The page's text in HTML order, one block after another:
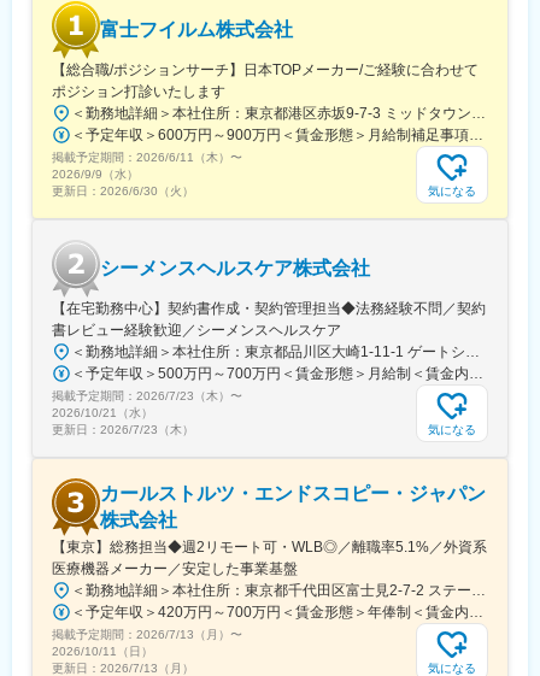
当番制（自宅待機）を取り入れており、万が一、対応（出動）が
発生した場合、代休を取得いただきます。
■働き方について：
コールセンターでの一次対応を行っており、各エンジニアの負担
を軽減するような働き方が可能です。
変更の範囲：会社の定める業務
富士フイルム株式会社
【総合職/ポジションサーチ】日本TOPメーカー/ご経験に合わせて
ポジション打診いたします
＜勤務地詳細＞本社住所：東京都港区赤坂9-7-3 ミッドタウン・ウェスト勤務地最寄駅：東京メトロ日比谷線／都営大江戸線／六本木駅受動喫煙対策：敷地内全面禁煙変更の範囲：会社の定める事業所（リモートワーク含む）
＜予定年収＞600万円～900万円＜賃金形態＞月給制補足事項なし＜賃金内訳＞月額（基本給）：300,000円～500,000円＜月給＞300,000円～500,000円＜昇給有無＞有＜残業手当＞有賃金はあくまでも目安の金額であり、選考を通じて上下する可能性があります。月給(月額)は固定手当を含めた表記です。
掲載予定期間： 2026/6/11（木） 〜
2026/9/9（水）
更新日： 2026/6/30（火） 気になる
シーメンスヘルスケア株式会社
【在宅勤務中心】契約書作成・契約管理担当◆法務経験不問／契約
書レビュー経験歓迎／シーメンスヘルスケア
＜勤務地詳細＞本社住所：東京都品川区大崎1-11-1 ゲートシティ大崎ウエストタワー勤務地最寄駅：JR線／大崎駅受動喫煙対策：屋内全面禁煙変更の範囲：会社の定める事業所（リモートワーク含む）
＜予定年収＞500万円～700万円＜賃金形態＞月給制＜賃金内訳＞月額（基本給）：250,000円～500,000円＜月給＞250,000円～500,000円＜昇給有無＞有＜残業手当＞有＜給与補足＞※給与詳細は経験・能力・前職給与等を踏まえて決定致します。■昇給：年1回（10月）■賞与：年2回（6月・12月）賃金はあくまでも目安の金額であり、選考を通じて上下する可能性があります。月給(月額)は固定手当を含めた表記です。
掲載予定期間： 2026/7/23（木） 〜
2026/10/21（水）
更新日： 2026/7/23（木） 気になる
カールストルツ・エンドスコピー・ジャパン
株式会社
【東京】総務担当◆週2リモート可・WLB◎／離職率5.1%／外資系
医療機器メーカー／安定した事業基盤
＜勤務地詳細＞本社住所：東京都千代田区富士見2-7-2 ステージビルディング8F勤務地最寄駅：JR総武線／飯田橋駅受動喫煙対策：屋内全面禁煙変更の範囲：会社の定める事業所（リモートワーク含む）
＜予定年収＞420万円～700万円＜賃金形態＞年俸制＜賃金内訳＞年額（基本給）：3,319,800円～5,440,000円固定残業手当/月：73,350円～130,000円（固定残業時間30時間0分/月）超過した時間外労働の残業手当は追加支給＜月額＞350,000円～583,333円（12分割）（一律手当を含む）＜昇給有無＞有＜残業手当＞有＜給与補足＞※経験・能力・前職での給与を考慮し､当社規定により決定します。■パフォーマンスボーナス（個人実績連動／年1回■昇給：有（人事評価・会社業績に基づく）賃金はあくまでも目安の金額であり、選考を通じて上下する可能性があります。月給(月額)は固定手当を含めた表記です。
掲載予定期間： 2026/7/13（月） 〜
2026/10/11（日）
更新日： 2026/7/13（月） 気になる